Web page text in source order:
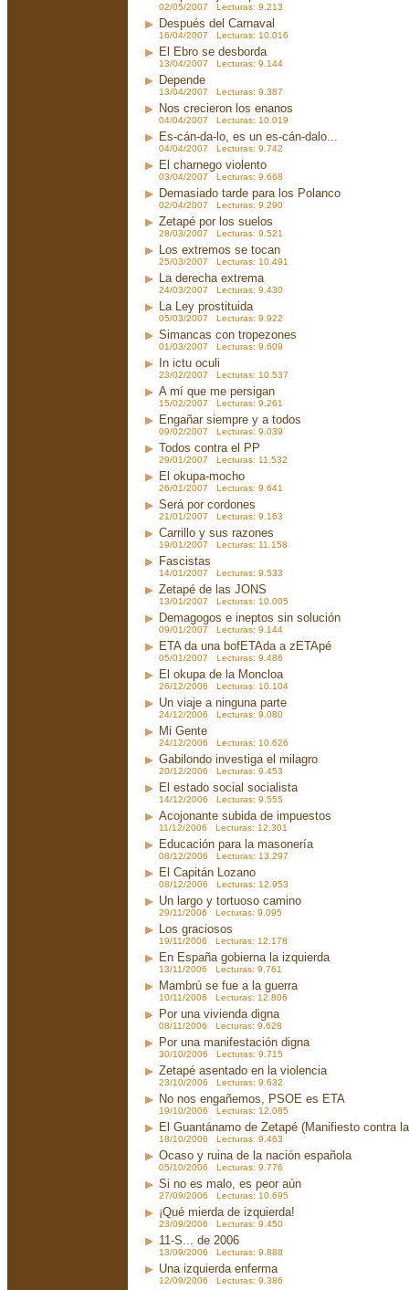
02/05/2007 Lecturas: 9.213
Después del Carnaval
16/04/2007 Lecturas: 10.016
El Ebro se desborda
13/04/2007 Lecturas: 9.144
Depende
13/04/2007 Lecturas: 9.387
Nos crecieron los enanos
04/04/2007 Lecturas: 10.019
Es-cán-da-lo, es un es-cán-dalo...
04/04/2007 Lecturas: 9.742
El charnego violento
03/04/2007 Lecturas: 9.668
Demasiado tarde para los Polanco
02/04/2007 Lecturas: 9.290
Zetapé por los suelos
28/03/2007 Lecturas: 9.521
Los extremos se tocan
25/03/2007 Lecturas: 10.491
La derecha extrema
24/03/2007 Lecturas: 9.430
La Ley prostituida
05/03/2007 Lecturas: 9.922
Simancas con tropezones
01/03/2007 Lecturas: 9.609
In ictu oculi
23/02/2007 Lecturas: 10.537
A mí que me persigan
15/02/2007 Lecturas: 9.261
Engañar siempre y a todos
09/02/2007 Lecturas: 9.039
Todos contra el PP
29/01/2007 Lecturas: 11.532
El okupa-mocho
26/01/2007 Lecturas: 9.641
Será por cordones
21/01/2007 Lecturas: 9.163
Carrillo y sus razones
19/01/2007 Lecturas: 11.158
Fascistas
14/01/2007 Lecturas: 9.533
Zetapé de las JONS
13/01/2007 Lecturas: 10.005
Demagogos e ineptos sin solución
09/01/2007 Lecturas: 9.144
ETA da una bofETAda a zETApé
05/01/2007 Lecturas: 9.486
El okupa de la Moncloa
26/12/2006 Lecturas: 10.104
Un viaje a ninguna parte
24/12/2006 Lecturas: 9.080
Mi Gente
24/12/2006 Lecturas: 10.626
Gabilondo investiga el milagro
20/12/2006 Lecturas: 9.453
El estado social socialista
14/12/2006 Lecturas: 9.555
Acojonante subida de impuestos
11/12/2006 Lecturas: 12.301
Educación para la masonería
08/12/2006 Lecturas: 13.297
El Capitán Lozano
08/12/2006 Lecturas: 12.953
Un largo y tortuoso camino
29/11/2006 Lecturas: 9.095
Los graciosos
19/11/2006 Lecturas: 12.178
En España gobierna la izquierda
13/11/2006 Lecturas: 9.761
Mambrú se fue a la guerra
10/11/2006 Lecturas: 12.806
Por una vivienda digna
08/11/2006 Lecturas: 9.628
Por una manifestación digna
30/10/2006 Lecturas: 9.715
Zetapé asentado en la violencia
23/10/2006 Lecturas: 9.632
No nos engañemos, PSOE es ETA
19/10/2006 Lecturas: 12.085
El Guantánamo de Zetapé (Manifiesto contra
18/10/2006 Lecturas: 9.463
Ocaso y ruina de la nación española
05/10/2006 Lecturas: 9.776
Si no es malo, es peor aún
27/09/2006 Lecturas: 10.695
¡Qué mierda de izquierda!
23/09/2006 Lecturas: 9.450
11-S... de 2006
13/09/2006 Lecturas: 9.888
Una izquierda enferma
12/09/2006 Lecturas: 9.386